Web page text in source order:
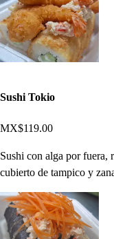
Sushi Tokio
MX$119.00
Sushi con alga por fuera,
cubierto de tampico y